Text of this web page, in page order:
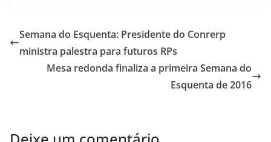
Semana do Esquenta: Presidente do Conrerp
ministra palestra para futuros RPs
Mesa redonda finaliza a primeira Semana do
Esquenta de 2016